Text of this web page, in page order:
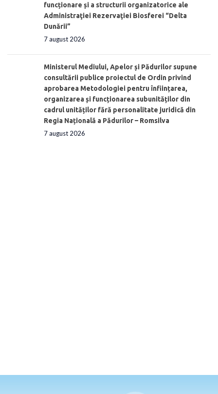
funcționare și a structurii organizatorice ale
Administraţiei Rezervaţiei Biosferei “Delta
Dunării”
7 august 2026
Ministerul Mediului, Apelor și Pădurilor supune
consultării publice proiectul de Ordin privind
aprobarea Metodologiei pentru înființarea,
organizarea și funcționarea subunităților din
cadrul unităților fără personalitate juridică din
Regia Națională a Pădurilor – Romsilva
7 august 2026